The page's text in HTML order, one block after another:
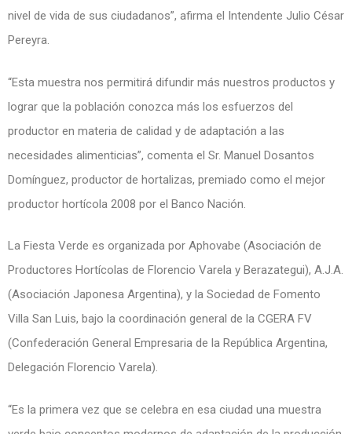
nivel de vida de sus ciudadanos”, afirma el Intendente Julio César
Pereyra.
“Esta muestra nos permitirá difundir más nuestros productos y
lograr que la población conozca más los esfuerzos del
productor en materia de calidad y de adaptación a las
necesidades alimenticias”, comenta el Sr. Manuel Dosantos
Domínguez, productor de hortalizas, premiado como el mejor
productor hortícola 2008 por el Banco Nación.
La Fiesta Verde es organizada por Aphovabe (Asociación de
Productores Hortícolas de Florencio Varela y Berazategui), A.J.A.
(Asociación Japonesa Argentina), y la Sociedad de Fomento
Villa San Luis, bajo la coordinación general de la CGERA FV
(Confederación General Empresaria de la República Argentina,
Delegación Florencio Varela).
“Es la primera vez que se celebra en esa ciudad una muestra